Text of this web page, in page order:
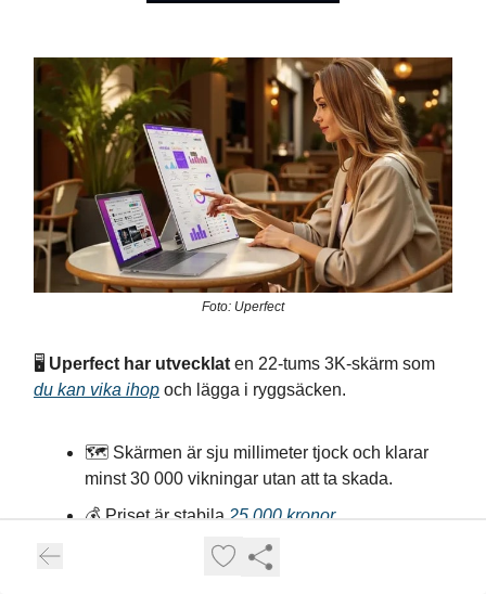
Foto: Uperfect
🖥️ Uperfect har utvecklat en 22-tums 3K-skärm som
du kan vika ihop och lägga i ryggsäcken.
🗺️ Skärmen är sju millimeter tjock och klarar
minst 30 000 vikningar utan att ta skada.
💰 Priset är stabila 25 000 kronor.